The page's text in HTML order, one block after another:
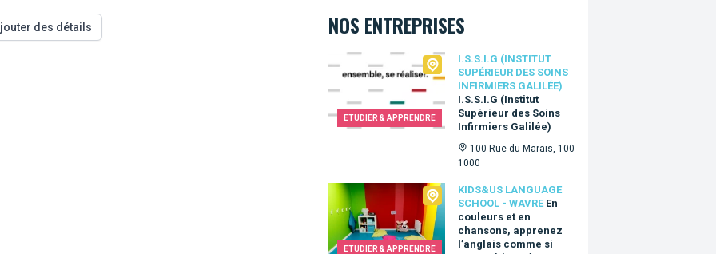
des détails NOS ENTREPRISES
ETUDIER & APPRENDRE
I.S.S.I.G (INSTITUT
SUPÉRIEUR DES SOINS
INFIRMIERS GALILÉE)
I.S.S.I.G (Institut
Supérieur des Soins
Infirmiers Galilée)
100 Rue du Marais, 100
1000
I.S.S.I.G (Institut Supérieur des Soins Infirmiers Galilée)
ETUDIER & APPRENDRE
KIDS&US LANGUAGE
SCHOOL - WAVRE En
couleurs et en
chansons, apprenez
l’anglais comme si
Kids&Us language school - Wavre